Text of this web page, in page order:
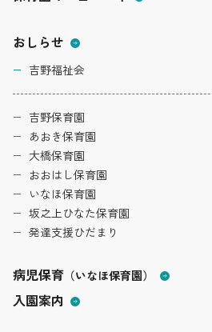
おしらせ
吉野福祉会
吉野保育園
あおき保育園
大橋保育園
おおはし保育園
いなほ保育園
坂之上ひなた保育園
発達支援ひだまり
病児保育 （いなほ保育園）
入園案内